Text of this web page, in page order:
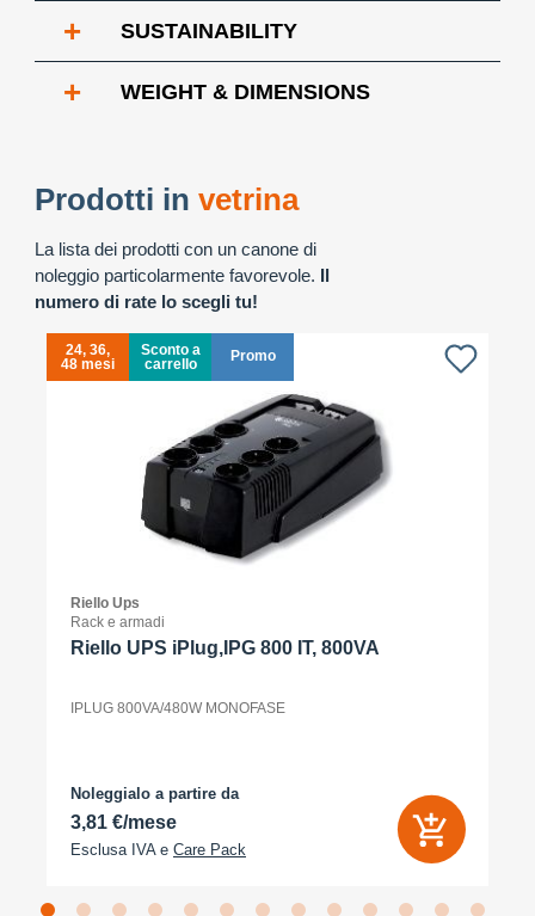
+ SUSTAINABILITY
+ WEIGHT & DIMENSIONS
Prodotti in vetrina
La lista dei prodotti con un canone di
noleggio particolarmente favorevole. Il
numero di rate lo scegli tu!
24, 36,
48 mesi
Sconto a
carrello
Promo
Riello Ups
Rack e armadi
Riello UPS iPlug,IPG 800 IT, 800VA
IPLUG 800VA/480W MONOFASE
Noleggialo a partire da
3,81 €/mese
Esclusa IVA e Care Pack